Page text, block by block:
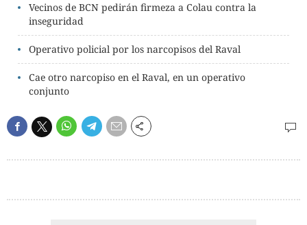
Vecinos de BCN pedirán firmeza a Colau contra la
inseguridad
Operativo policial por los narcopisos del Raval
Cae otro narcopiso en el Raval, en un operativo
conjunto